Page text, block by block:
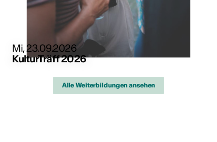
Mi, 23.09.2026
KulturTräff 2026
Alle Weiterbildungen ansehen